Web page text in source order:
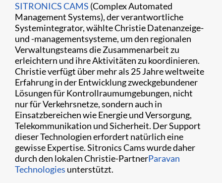
SITRONICS CAMS (Complex Automated
Management Systems), der verantwortliche
Systemintegrator, wählte Christie Datenanzeige-
und -managementsysteme, um den regionalen
Verwaltungsteams die Zusammenarbeit zu
erleichtern und ihre Aktivitäten zu koordinieren.
Christie verfügt über mehr als 25 Jahre weltweite
Erfahrung in der Entwicklung zweckgebundener
Lösungen für Kontrollraumumgebungen, nicht
nur für Verkehrsnetze, sondern auch in
Einsatzbereichen wie Energie und Versorgung,
Telekommunikation und Sicherheit. Der Support
dieser Technologien erfordert natürlich eine
gewisse Expertise. Sitronics Cams wurde daher
durch den lokalen Christie-PartnerParavan
Technologies unterstützt.